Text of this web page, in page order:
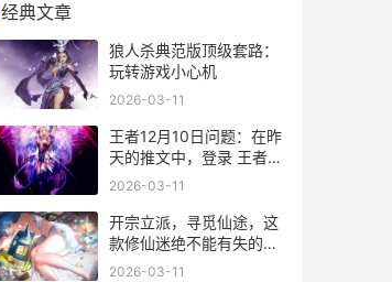
经典文章
狼人杀典范版顶级套路：
玩转游戏小心机
2026-03-11
王者12月10日问题：在昨
天的推文中，登录 王者荣
耀10月12日更新公告
2026-03-11
开宗立派，寻觅仙途，这
款修仙迷绝不能有失的手
机游戏马上上线 开宗立派
2026-03-11